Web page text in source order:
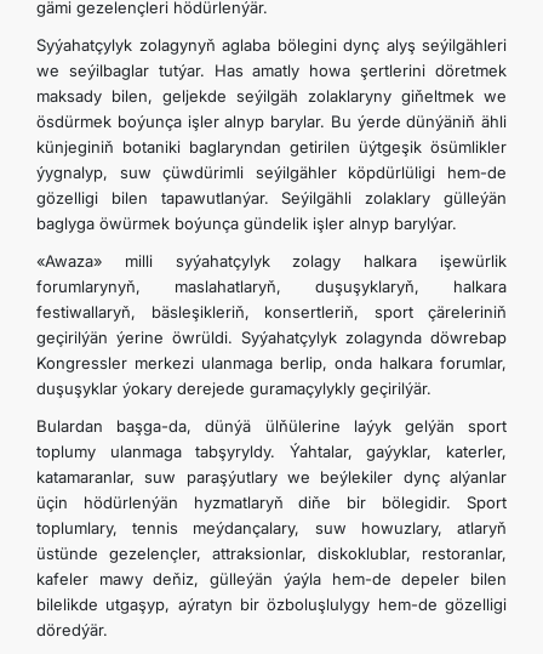
gämi gezelençleri hödürlenýär.
Syýahatçylyk zolagynyň aglaba bölegini dynç alyş seýilgähleri
we seýilbaglar tutýar. Has amatly howa şertlerini döretmek
maksady bilen, geljekde seýilgäh zolaklaryny giňeltmek we
ösdürmek boýunça işler alnyp barylar. Bu ýerde dünýäniň ähli
künjeginiň botaniki baglaryndan getirilen üýtgeşik ösümlikler
ýygnalyp, suw çüwdürimli seýilgähler köpdürlüligi hem-de
gözelligi bilen tapawutlanýar. Seýilgähli zolaklary gülleýän
baglyga öwürmek boýunça gündelik işler alnyp barylýar.
«Awaza» milli syýahatçylyk zolagy halkara işewürlik
forumlarynyň, maslahatlaryň, duşuşyklaryň, halkara
festiwallaryň, bäsleşikleriň, konsertleriň, sport çäreleriniň
geçirilýän ýerine öwrüldi. Syýahatçylyk zolagynda döwrebap
Kongressler merkezi ulanmaga berlip, onda halkara forumlar,
duşuşyklar ýokary derejede guramaçylykly geçirilýär.
Bulardan başga-da, dünýä ülňülerine laýyk gelýän sport
toplumy ulanmaga tabşyryldy. Ýahtalar, gaýyklar, katerler,
katamaranlar, suw paraşýutlary we beýlekiler dynç alýanlar
üçin hödürlenýän hyzmatlaryň diňe bir bölegidir. Sport
toplumlary, tennis meýdançalary, suw howuzlary, atlaryň
üstünde gezelençler, attraksionlar, diskoklublar, restoranlar,
kafeler mawy deňiz, gülleýän ýaýla hem-de depeler bilen
bilelikde utgaşyp, aýratyn bir özboluşlulygy hem-de gözelligi
döredýär.